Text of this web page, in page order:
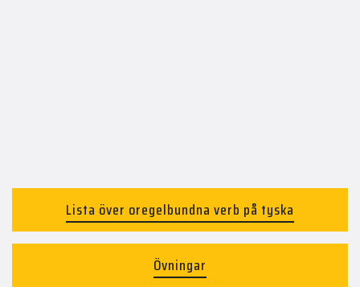
Lista över oregelbundna verb på tyska
Övningar